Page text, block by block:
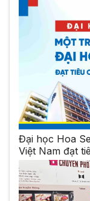
Đại học Hoa
Việt Nam đạt